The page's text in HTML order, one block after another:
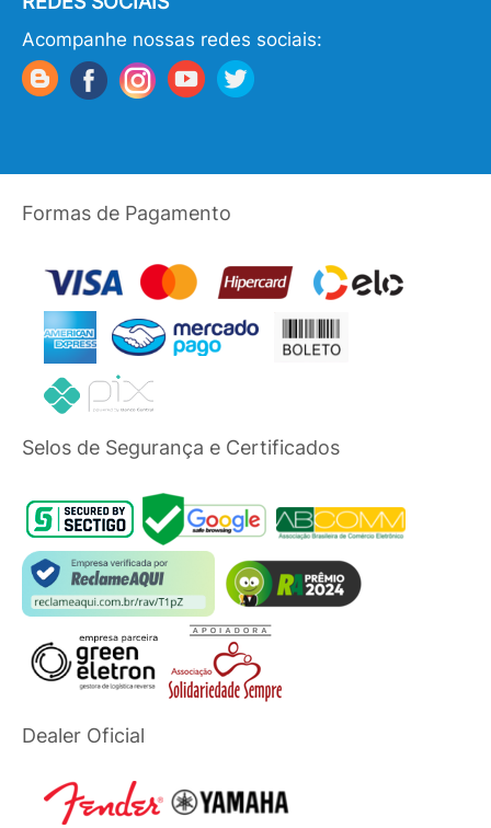
Acompanhe nossas redes sociais:
Formas de Pagamento
Selos de Segurança e Certificados
Dealer Oficial